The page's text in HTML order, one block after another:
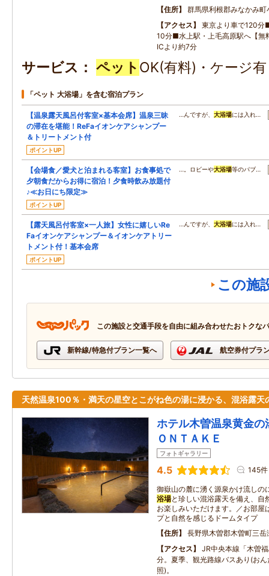
住所
群馬県利根郡みなかみ町
アクセス
東京より車で120分
10分■水上駅・上毛高原駅へ【無
ICより約7分
サービス ペット OK(有料)・ケージ
「ペット 大浴場」を含む宿泊プラン
【温泉露天風呂付客室×基本会席】温泉三昧
の滞在を堪能！ReFaイオンケアシャンプー
＆トリートメント付
ポイントUP
…んですが、 大浴場には入れ…
【会場食／愛犬と泊まれる客室】お食事処で
夕朝食だからお得に宿泊！夕食時飲み放題付
♪≪お日にち限定≫
ポイントUP
…。ロビーや大浴場等のパブ…
【露天風呂付客室×一人旅】女性に嬉しいRe
Faイオンケアシャンプー＆イオンケアトリー
トメント付！基本会席
ポイントUP
…んですが、 大浴場には入れ…
この施
この施設と交通手段を自由に組み合わせたおトクな
新幹線/特急付プラン一覧へ 航空券付プラ
天然温泉100％・満天の星空とこがね色の湯に浸かる、混浴露天
ホテル木曽温泉黄金
ＯＮＴＡＫＥ
フォトギャラリー
4.5 145件
御嶽山の麓に湧く源泉かけ流しの
浴場と珍しい混浴露天を備え、自
お楽しみいただけます。／お部屋
プと自然を感じるドームタイプ
住所
長野県木曽郡木曽町三
アクセス
JR中央本線「木曽
分。夏季、観光路線バスあり(お
照)。